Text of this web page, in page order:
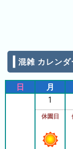
キ
ン
グ
先
混雑 カレン
日 月
1
休園日